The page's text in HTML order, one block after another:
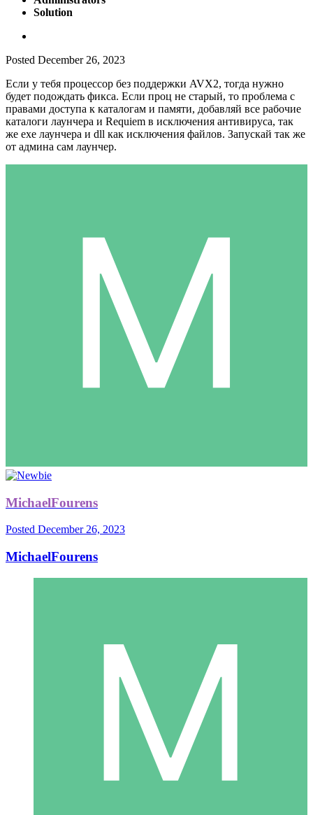
Solution
Posted December 26, 2023
Если у тебя процессор без поддержки AVX2, тогда нужно
будет подождать фикса. Если проц не старый, то проблема с
правами доступа к каталогам и памяти, добавляй все рабочие
каталоги лаунчера и Requiem в исключения антивируса, так
же exe лаунчера и dll как исключения файлов. Запускай так же
от админа сам лаунчер.
MichaelFourens
Posted December 26, 2023
MichaelFourens